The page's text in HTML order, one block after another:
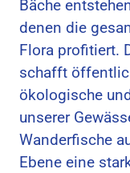
Bäche
denen die
Flora profitiert.
schafft
ökologische
unserer
Wanderfische
Ebene eine